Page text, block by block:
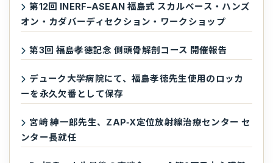
第12回 INERF–ASEAN 福島式 スカルベース・ハンズ
オン・カダバーディセクション・ワークショップ
第3回 福島孝徳記念 側頭骨解剖コース 開催報告
デューク大学病院にて、福島孝徳先生使用のロッカ
ーを永久欠番として保存
宮﨑 紳一郎先生、ZAP‑X定位放射線治療センター セ
ンター長就任